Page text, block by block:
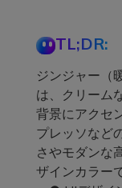
TL;DR:
ジンジャー（
は、クリーム
背景にアクセ
プレッソなど
さやモダンな
ザインカラー